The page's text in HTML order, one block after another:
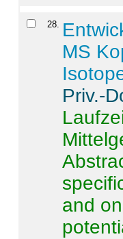
28.
MS
Priv.-
and